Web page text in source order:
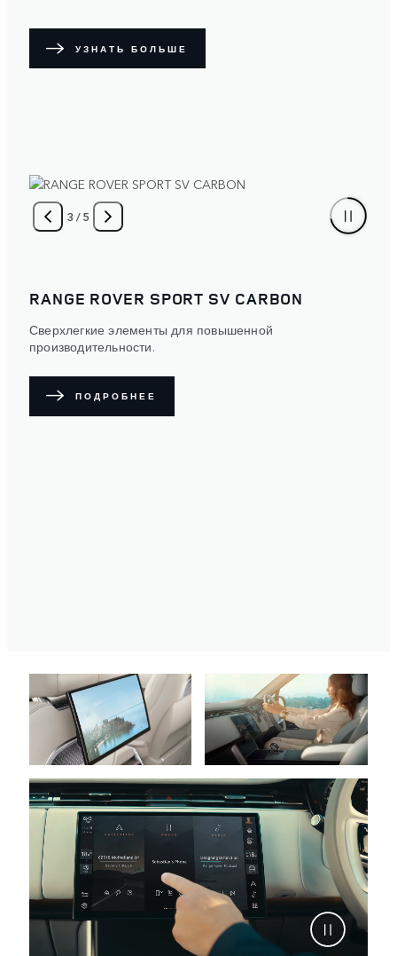
УЗНАТЬ БОЛЬШЕ
4 /5
RANGE ROVER SPORT
Выразительность. Защита. Опциональная защитная
матовая пленка рассеивает свет по поверхности
цветовых вариантов на выбор.